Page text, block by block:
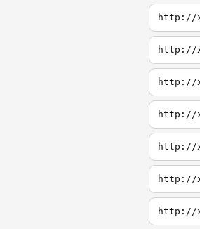
http://
http://
http://
http://
http://
http://
http://